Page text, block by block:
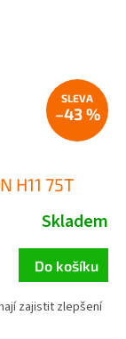
–43 %
H11 75T
Skladem
Do košíku
zajistit zlepšení